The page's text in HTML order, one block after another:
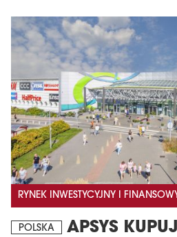
RYNEK INWESTYCYJNY I
POLSKA
APSYS